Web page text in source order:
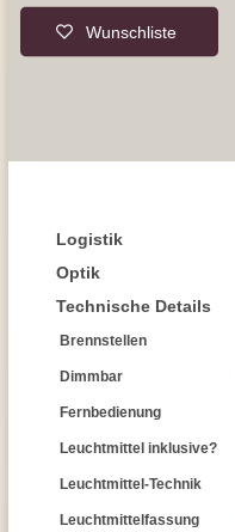
Wunschliste
Logistik
Optik
Technische Details
Brennstellen
Dimmbar
Fernbedienung
Leuchtmittel inklusive?
Leuchtmittel-Technik
Leuchtmittelfassung